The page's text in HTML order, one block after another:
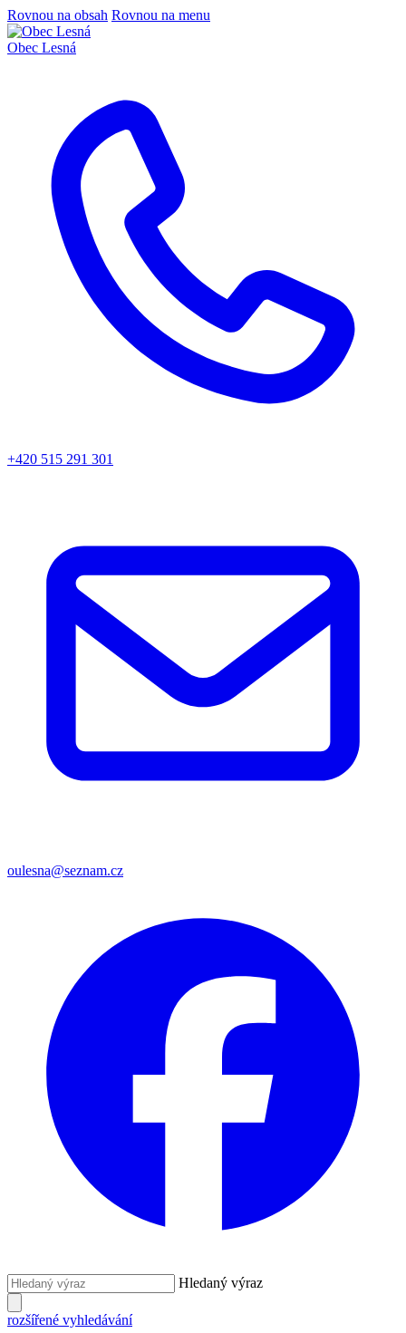
Rovnou na obsah Rovnou na menu
Obec Lesná
+420 515 291 301
oulesna@seznam.cz
Hledaný výraz
rozšířené vyhledávání